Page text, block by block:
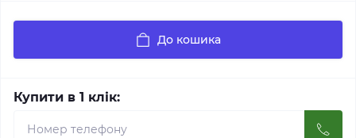
До кошика
Купити в 1 клік: